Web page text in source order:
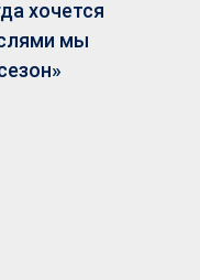
хочется
мы